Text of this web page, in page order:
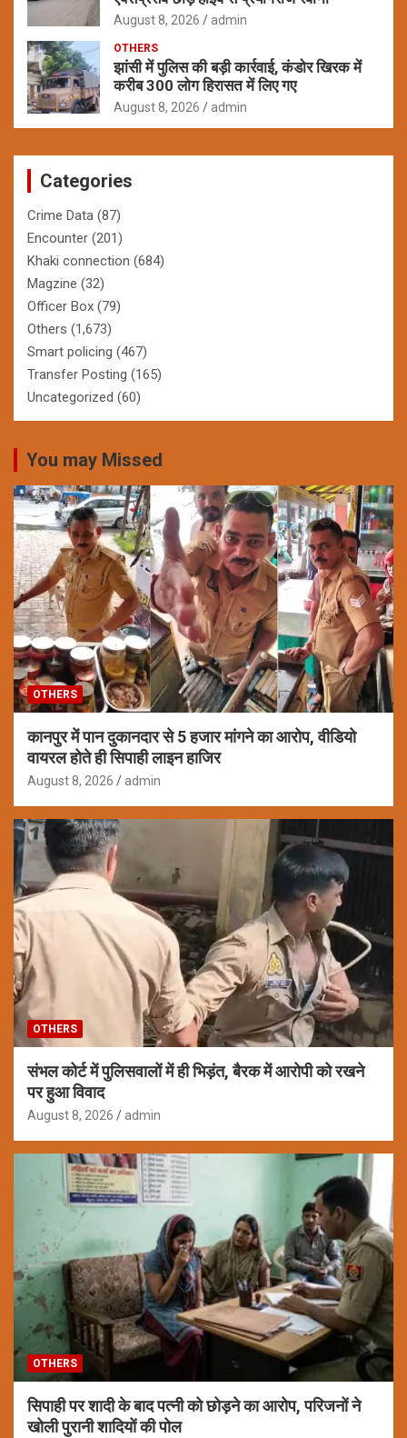
August 8, 2026 admin
OTHERS
झांसी में पुलिस की बड़ी कार्रवाई, कंडोर खिरक में
करीब 300 लोग हिरासत में लिए गए
August 8, 2026 admin
Categories
Crime Data (87)
Encounter (201)
Khaki connection (684)
Magzine (32)
Officer Box (79)
Others (1,673)
Smart policing (467)
Transfer Posting (165)
Uncategorized (60)
You may Missed
OTHERS
कानपुर में पान दुकानदार से 5 हजार मांगने का आरोप, वीडियो
वायरल होते ही सिपाही लाइन हाजिर
August 8, 2026 admin
OTHERS
संभल कोर्ट में पुलिसवालों में ही भिड़ंत, बैरक में आरोपी को रखने
पर हुआ विवाद
August 8, 2026 admin
OTHERS
सिपाही पर शादी के बाद पत्नी को छोड़ने का आरोप, परिजनों ने
खोली पुरानी शादियों की पोल